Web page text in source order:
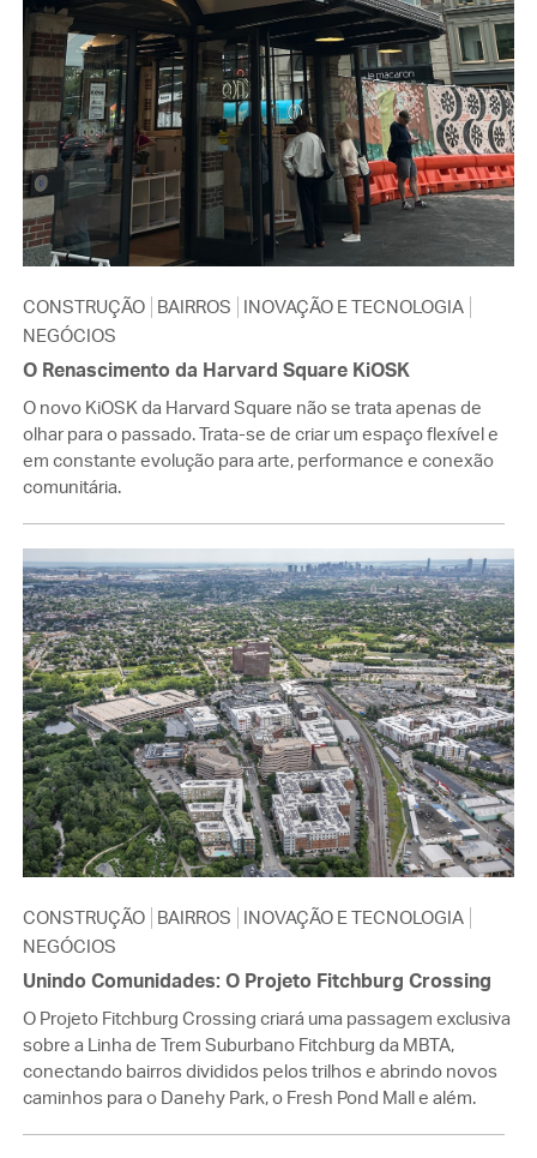
CONSTRUÇÃO BAIRROS
INOVAÇÃO E TECNOLOGIA
NEGÓCIOS
O Renascimento da Harvard Square KiOSK
O novo KiOSK da Harvard Square não se trata apenas de
olhar para o passado. Trata-se de criar um espaço flexível e
em constante evolução para arte, performance e conexão
comunitária.
CONSTRUÇÃO BAIRROS
INOVAÇÃO E TECNOLOGIA
NEGÓCIOS
Unindo Comunidades: O Projeto Fitchburg Crossing
O Projeto Fitchburg Crossing criará uma passagem exclusiva
sobre a Linha de Trem Suburbano Fitchburg da MBTA,
conectando bairros divididos pelos trilhos e abrindo novos
caminhos para o Danehy Park, o Fresh Pond Mall e além.